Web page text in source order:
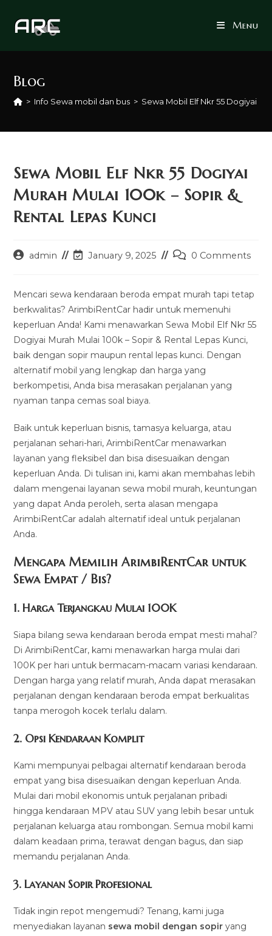
Menu
Blog
> Info Sewa mobil dan bus > Sewa Mobil Elf Nkr 55 Dogiyai
Sewa Mobil Elf Nkr 55 Dogiyai
Murah Mulai 100k – Sopir &
Rental Lepas Kunci
Postadmin
PostJanuary 9, 2025
Post0 Comments
Mencari sewa kendaraan beroda empat murah tapi tetap
berkwalitas? ArimbiRentCar hadir untuk memenuhi
keperluan Anda! Kami menawarkan Sewa Mobil Elf Nkr 55
Dogiyai Murah Mulai 100k – Sopir & Rental Lepas Kunci,
baik dengan sopir maupun rental lepas kunci. Dengan
alternatif mobil yang lengkap dan harga yang
berkompetisi, Anda bisa merasakan perjalanan yang
nyaman tanpa cemas soal biaya.
Baik untuk keperluan bisnis, tamasya keluarga, atau
perjalanan sehari-hari, ArimbiRentCar menawarkan
layanan yang fleksibel dan bisa disesuaikan dengan
keperluan Anda. Di tulisan ini, kami akan membahas lebih
dalam mengenai layanan sewa mobil murah, keuntungan
yang dapat Anda peroleh, serta alasan mengapa
ArimbiRentCar adalah alternatif ideal untuk perjalanan
Anda.
Mengapa Memilih ArimbiRentCar untuk
Sewa Empat / Bis?
1.Harga Terjangkau Mulai 100K
Siapa bilang sewa kendaraan beroda empat mesti mahal?
Di ArimbiRentCar, kami menawarkan harga mulai dari
100K per hari untuk bermacam-macam variasi kendaraan.
Dengan harga yang relatif murah, Anda dapat merasakan
perjalanan dengan kendaraan beroda empat berkualitas
tanpa merogoh kocek terlalu dalam.
2. Opsi Kendaraan Komplit
Kami mempunyai pelbagai alternatif kendaraan beroda
empat yang bisa disesuaikan dengan keperluan Anda.
Mulai dari mobil ekonomis untuk perjalanan pribadi
hingga kendaraan MPV atau SUV yang lebih besar untuk
perjalanan keluarga atau rombongan. Semua mobil kami
dalam keadaan prima, terawat dengan bagus, dan siap
memandu perjalanan Anda.
3.Layanan Sopir Profesional
Tidak ingin repot mengemudi? Tenang, kami juga
menyediakan layanan sewa mobil dengan sopir yang